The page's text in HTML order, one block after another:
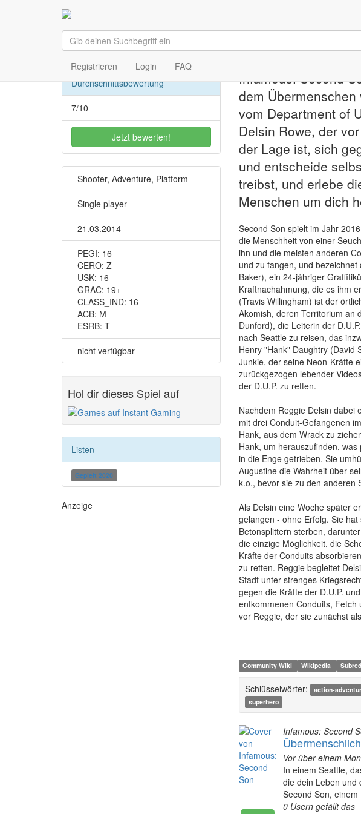
Registrieren Login FAQ
Durchschnittsbewertung
7/10
Jetzt bewerten!
Shooter, Adventure, Platform
Single player
21.03.2014
PEGI: 16
CERO: Z
USK: 16
GRAC: 19+
CLASS_IND: 16
ACB: M
ESRB: T
nicht verfügbar
Hol dir dieses Spiel auf
Listen
Gepielt 2020
Anzeige
Infamous:
Infamous: Second
dem
vom Department of
Delsin Rowe, der
der Lage ist, sich
und entscheide
treibst, und erlebe
Menschen um dich
Second Son spielt im Jahr
die Menschheit von einer
ihn und die meisten anderen
und zu fangen, und
Baker), ein 24-jähriger
Kraftnachahmung, die es ihm
(Travis Willingham) ist der
Akomish, deren Territorium an
Dunford), die Leiterin der
nach Seattle zu reisen, das
Henry "Hank" Daughtry (David
Junkie, der seine Neon-Kräfte
zurückgezogen lebender
der D.U.P. zu retten.
Nachdem Reggie Delsin dabei
mit drei Conduit-Gefangenen
Hank, aus dem Wrack zu
Hank, um herauszufinden,
in die Enge getrieben. Sie
Augustine die Wahrheit über
k.o., bevor sie zu den anderen
Als Delsin eine Woche später
gelangen - ohne Erfolg. Sie
Betonsplittern sterben,
die einzige Möglichkeit, die
Kräfte der Conduits
zu retten. Reggie begleitet
Stadt unter strenges
gegen die Kräfte der D.U.P.
entkommenen Conduits,
vor Reggie, der sie zunächst
Community Wiki Wikipedia
Schlüsselwörter: action-
superhero
Infamous: Second
Vor über einem
In einem Seattle,
die dein Leben und
Second Son,
0 Usern gefällt das